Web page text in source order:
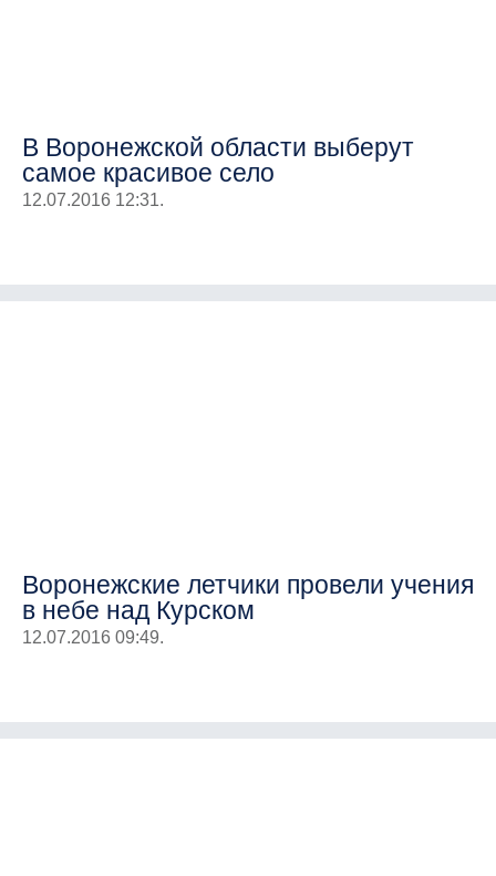
В Воронежской области выберут
самое красивое село
12.07.2016 12:31.
Воронежские летчики провели учения
в небе над Курском
12.07.2016 09:49.